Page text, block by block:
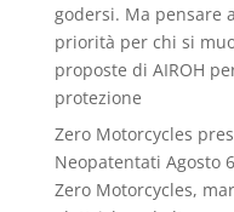
godersi. Ma pensare
priorità per chi si
proposte di AIROH
protezione
Zero Motorcycles
Neopatentati Agosto
Zero Motorcycles,